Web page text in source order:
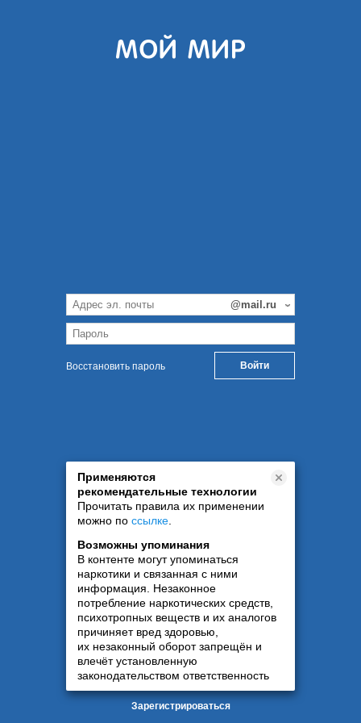
Восстановить пароль
Применяются
рекомендательные технологии
Прочитать правила их применении
можно по ссылке
Возможны упоминания
В контенте могут упоминаться
наркотики и связанная с ними
информация. Незаконное
потребление наркотических средств,
психотропных веществ и их аналогов
причиняет вред здоровью,
их незаконный оборот запрещён и
влечёт установленную
законодательством ответственность
Зарегистрироваться